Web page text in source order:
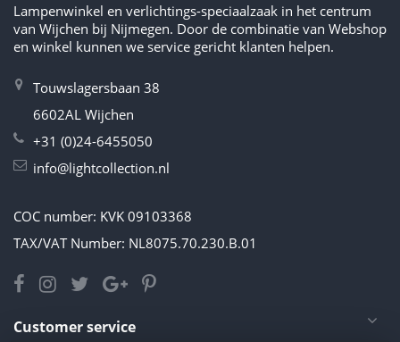
Lampenwinkel en verlichtings-speciaalzaak in het centrum
van Wijchen bij Nijmegen. Door de combinatie van Webshop
en winkel kunnen we service gericht klanten helpen.
Touwslagersbaan 38
6602AL Wijchen
+31 (0)24-6455050
info@lightcollection.nl
COC number: KVK 09103368
TAX/VAT Number: NL8075.70.230.B.01
Customer service